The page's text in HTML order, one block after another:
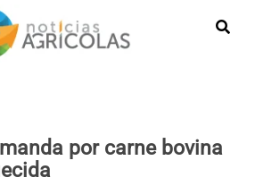
por carne bovina